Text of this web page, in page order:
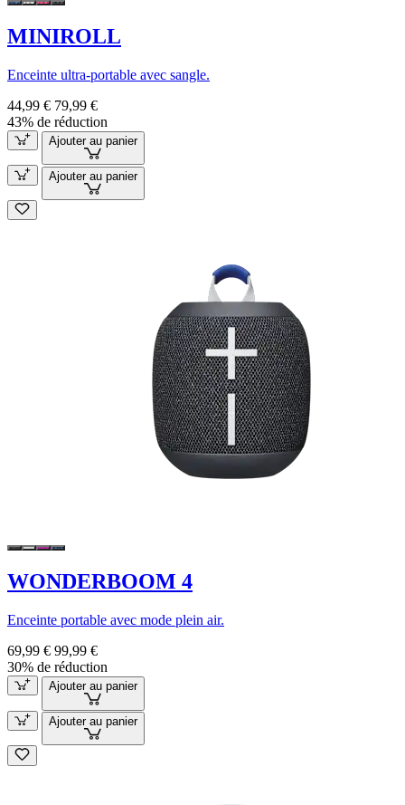
MINIROLL
Enceinte ultra-portable avec sangle.
44,99 € 79,99 €
43% de réduction
Ajouter au panier
Ajouter au panier
WONDERBOOM 4
Enceinte portable avec mode plein air.
69,99 € 99,99 €
30% de réduction
Ajouter au panier
Ajouter au panier